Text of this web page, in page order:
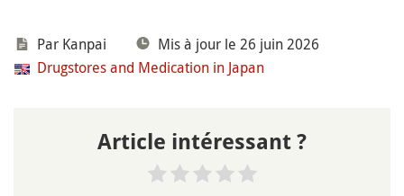
Par Kanpai
Mis à jour le 26 juin 2026
Drugstores and Medication in Japan
Article intéressant ?